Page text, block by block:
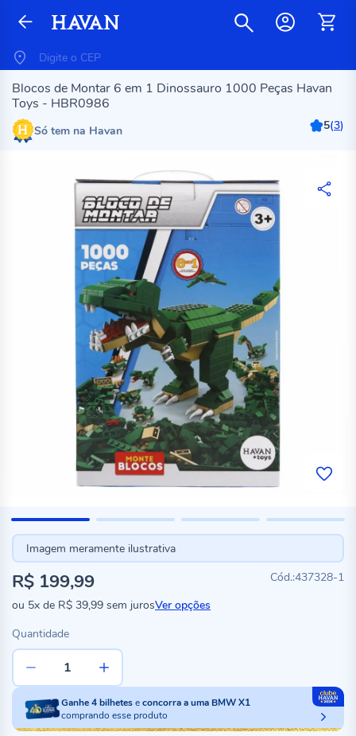
Blocos de Montar 6 em 1 Dinossauro 1000 Peças Havan
Toys - HBR0986
Só tem na Havan 5(3)
Imagem meramente ilustrativa
437328-1
R$ 199,99
ou 5x de R$ 39,99 sem jurosVer opções
Quantidade
Ganhe4bilheteseconcorra a uma BMW X1
comprando esse produto